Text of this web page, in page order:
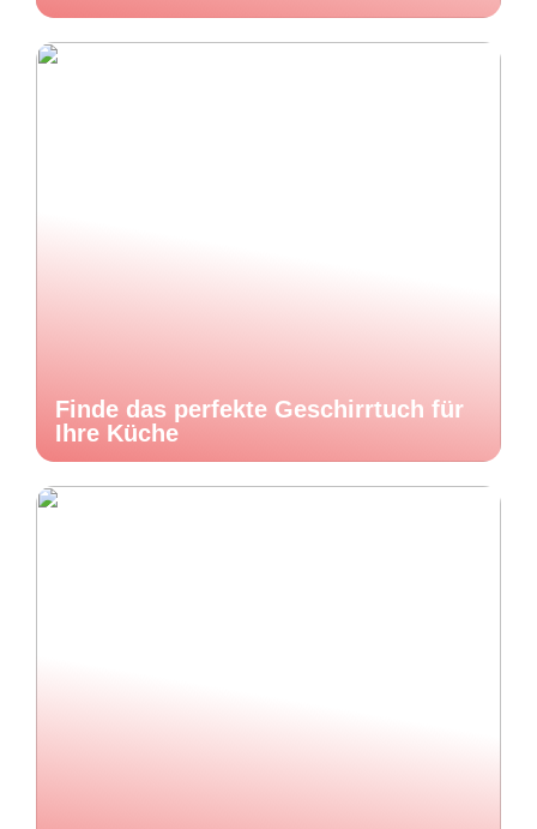
Finde das perfekte Geschirrtuch für
Ihre Küche